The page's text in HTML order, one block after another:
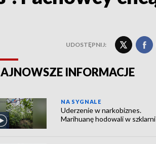
UDOSTĘPNIJ:
INFORMACJE
NA SYGNALE
Uderzenie w narkobiznes.
Marihuanę hodowali w szklarni